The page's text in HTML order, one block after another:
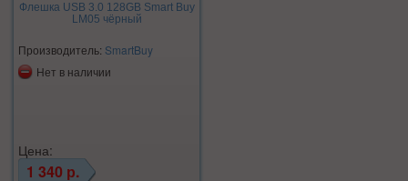
Флешка USB 3.0 128GB Smart Buy
LM05 чёрный
Производитель: SmartBuy
Нет в наличии
Цена:
1 340 р.